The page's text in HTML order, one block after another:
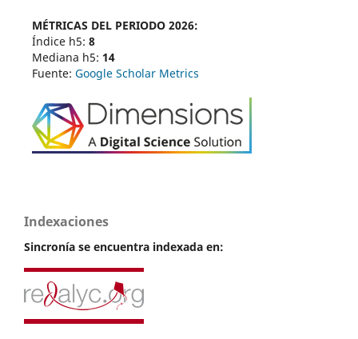
MÉTRICAS DEL PERIODO 2026:
Índice h5: 8
Mediana h5: 14
Fuente: Google Scholar Metrics
Indexaciones
Sincronía se encuentra indexada en: